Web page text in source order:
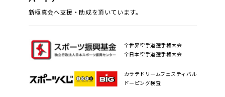
新極真会へ支援・助成を頂いています。
全世界空手道選手権大会
全日本空手道選手権大会
カラテドリームフェスティバル
ドーピング検査